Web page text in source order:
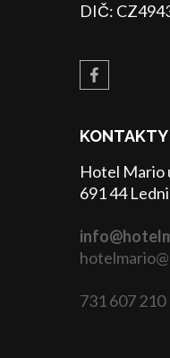
DIČ:
KONTAKTY
Hotel Mario
691 44
731 607 210